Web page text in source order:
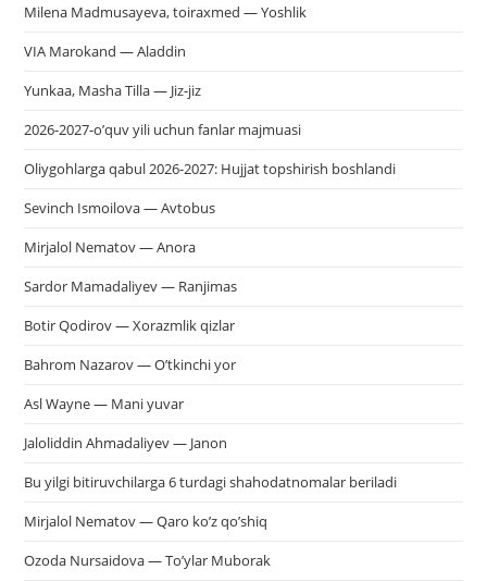
Milena Madmusayeva, toiraxmed — Yoshlik
VIA Marokand — Aladdin
Yunkaa, Masha Tilla — Jiz-jiz
2026-2027-o’quv yili uchun fanlar majmuasi
Oliygohlarga qabul 2026-2027: Hujjat topshirish boshlandi
Sevinch Ismoilova — Avtobus
Mirjalol Nematov — Anora
Sardor Mamadaliyev — Ranjimas
Botir Qodirov — Xorazmlik qizlar
Bahrom Nazarov — O’tkinchi yor
Asl Wayne — Mani yuvar
Jaloliddin Ahmadaliyev — Janon
Bu yilgi bitiruvchilarga 6 turdagi shahodatnomalar beriladi
Mirjalol Nematov — Qaro ko’z qo’shiq
Ozoda Nursaidova — To’ylar Muborak